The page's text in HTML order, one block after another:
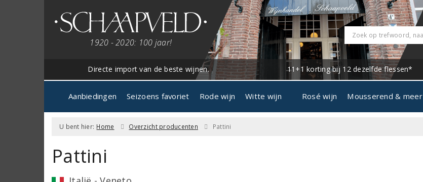
1920 - 2020: 100 jaar!
Directe import van de beste wijnen. 11+1 korting bij 12 dezelfde flessen*
Aanbiedingen Seizoens favoriet Rode wijn Witte wijn Rosé wijn Mousserend & meer
U bent hier: Home Overzicht producenten Pattini
Pattini